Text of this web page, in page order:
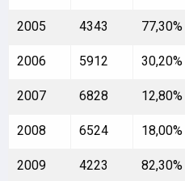
2005 4343 77,30%
2006 5912 30,20%
2007 6828 12,80%
2008 6524 18,00%
2009 4223 82,30%